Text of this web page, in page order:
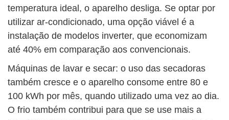
temperatura ideal, o aparelho desliga. Se optar por
utilizar ar-condicionado, uma opção viável é a
instalação de modelos inverter, que economizam
até 40% em comparação aos convencionais.
Máquinas de lavar e secar: o uso das secadoras
também cresce e o aparelho consome entre 80 e
100 kWh por mês, quando utilizado uma vez ao dia.
O frio também contribui para que se use mais a